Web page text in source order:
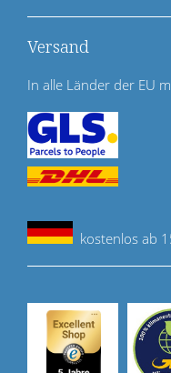
Versand
In alle Länder der EU
kostenlos ab